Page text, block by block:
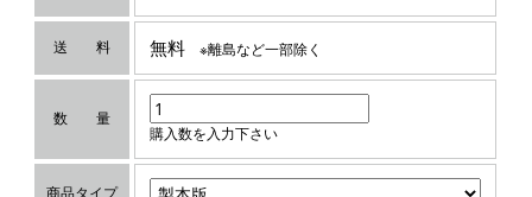
送 料 無料 ※離島など一部除く
数 量
購入数を入力下さい